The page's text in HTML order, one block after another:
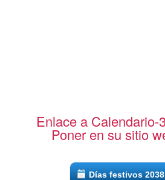
Enlace a Calendario-
Poner en su sitio
Días festivos 2038